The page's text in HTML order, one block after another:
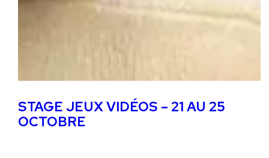
STAGE JEUX VIDÉOS – 21 AU 25
OCTOBRE